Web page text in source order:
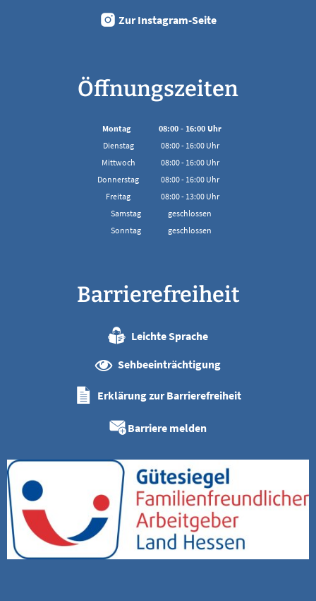
Zur Instagram-Seite
Öffnungszeiten
Montag 08:00- 16:00Uhr
Von 08:00 bis 16:00 Uhr
Dienstag 08:00- 16:00Uhr
Von 08:00 bis 16:00 Uhr
Mittwoch 08:00- 16:00Uhr
Von 08:00 bis 16:00 Uhr
Donnerstag 08:00- 16:00Uhr
Von 08:00 bis 16:00 Uhr
Freitag 08:00- 13:00Uhr
Samstag
geschlossen
Sonntag
geschlossen
Barrierefreiheit
Leichte Sprache
Sehbeeinträchtigung
Erklärung zur Barrierefreiheit
Barriere melden